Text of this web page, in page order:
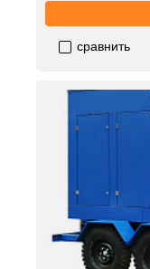
сравнить